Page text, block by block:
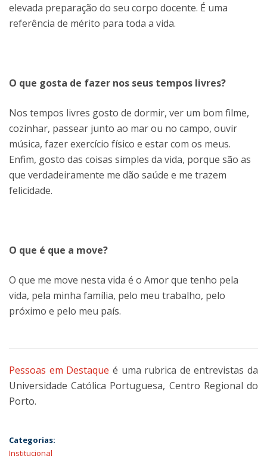
elevada preparação do seu corpo docente. É uma
referência de mérito para toda a vida.
O que gosta de fazer nos seus tempos livres?
Nos tempos livres gosto de dormir, ver um bom filme,
cozinhar, passear junto ao mar ou no campo, ouvir
música, fazer exercício físico e estar com os meus.
Enfim, gosto das coisas simples da vida, porque são as
que verdadeiramente me dão saúde e me trazem
felicidade.
O que é que a move?
O que me move nesta vida é o Amor que tenho pela
vida, pela minha família, pelo meu trabalho, pelo
próximo e pelo meu país.
Pessoas em Destaque é uma rubrica de entrevistas da
Universidade Católica Portuguesa, Centro Regional do
Porto.
Categorias:
Institucional